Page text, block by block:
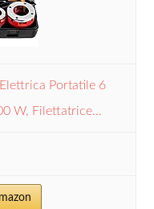
Portatile 6
W, Filettatrice...